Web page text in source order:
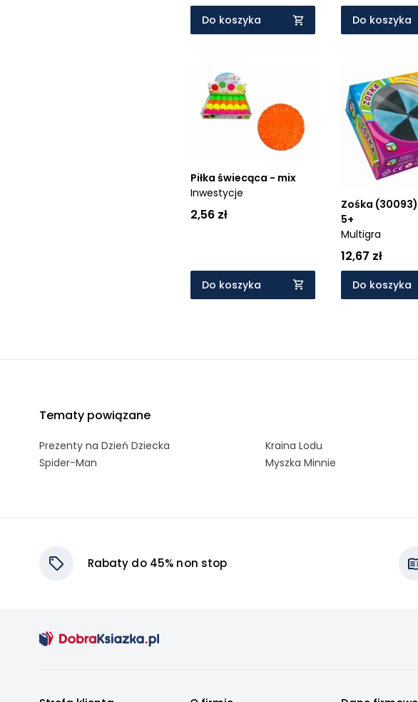
Do koszyka Do koszyka
Piłka świecąca - mix
Inwestycje
2,56 zł
Do koszyka
Zośka (30093) - Wiek:
5+
Multigra
12,67 zł
Do koszyka
Tematy powiązane
Prezenty na Dzień Dziecka
Spider-Man
Kraina Lodu
Myszka Minnie
Rabaty do 45% non stop